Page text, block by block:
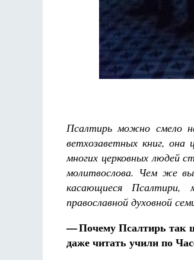
Псалтирь можно смело
ветхозаветных книг,
многих церковных людей
молитвослова. Чем же
касающиеся Псалтири,
православной духовной
— Почему Псалтирь так
даже читать учили по